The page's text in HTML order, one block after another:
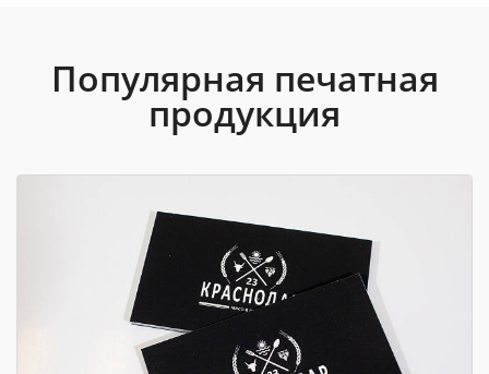
Популярная печатная
продукция